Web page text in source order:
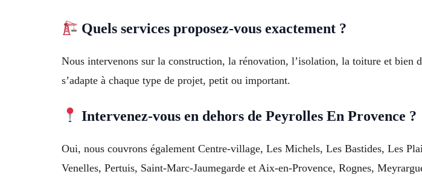
Quels services proposez-vous exactement ?
Nous intervenons sur la construction, la rénovation, l’isolation, la toiture et bien
s’adapte à chaque type de projet, petit ou important.
Intervenez-vous en dehors de Peyrolles En Provence ?
Oui, nous couvrons également Centre-village, Les Michels, Les Bastides, Les
Venelles, Pertuis, Saint-Marc-Jaumegarde et Aix-en-Provence, Rognes,